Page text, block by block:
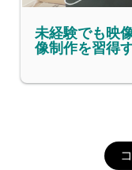
未経験でも映
像制作を習得